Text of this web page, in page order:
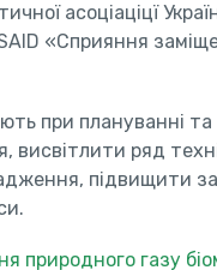
асоціаціцї
«Сприяння
при плануванні та
висвітлити ряд
підвищити
природного газу